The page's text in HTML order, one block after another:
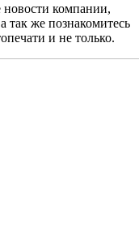
компании,
так же познакомитесь
и не только.